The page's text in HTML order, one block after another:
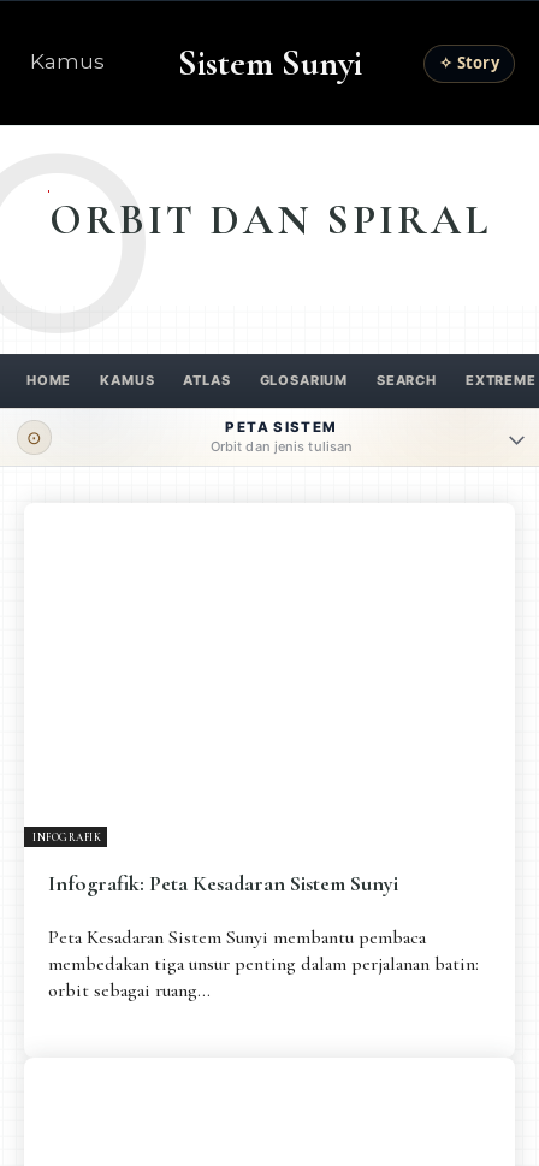
Kamus Sistem Sunyi ✧ Story
ORBIT DAN SPIRAL
HOME KAMUS ATLAS GLOSARIUM SEARCH EXTREME
⊙
PETA SISTEM
Orbit dan jenis tulisan
EXTREME DISTORTION
INFOGRAFIK
Infografik: Peta Kesadaran Sistem Sunyi
Peta Kesadaran Sistem Sunyi membantu pembaca
membedakan tiga unsur penting dalam perjalanan batin:
orbit sebagai ruang...